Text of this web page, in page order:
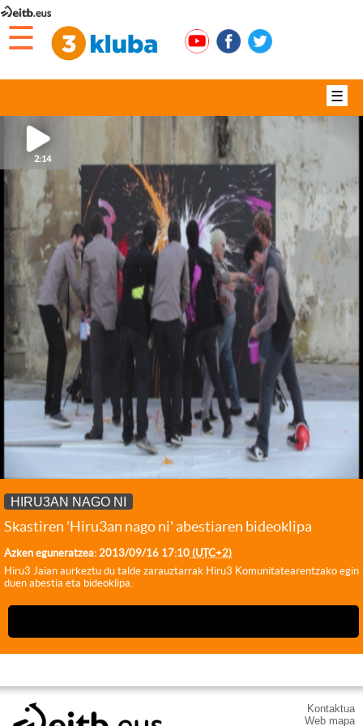
☰
2:14
HIRU3AN NAGO NI
Skastiren 'Hiru3an nago ni' abestiaren bideoklipa
Azken eguneratzea: 2013/09/16 17:10 (UTC+2)
Hiru3 Jaian aurkeztu du talde zarauztarrak Hiru3 Komunitatearentzako egin
duen abestia eta bideoklipa.
☰
Kontaktua
Web mapa